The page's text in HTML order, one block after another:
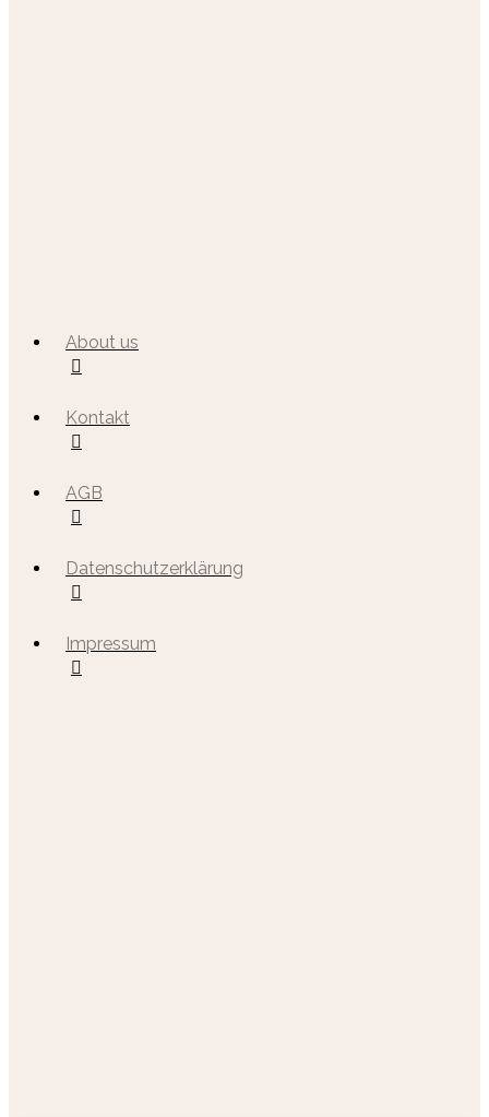
About us
Kontakt
AGB
Datenschutzerklärung
Impressum